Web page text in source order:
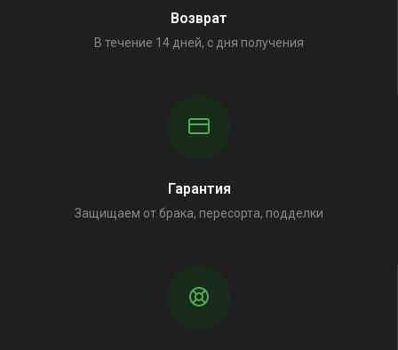
Возврат
В течение 14 дней, с дня получения
Гарантия
Защищаем от брака, пересорта, подделки